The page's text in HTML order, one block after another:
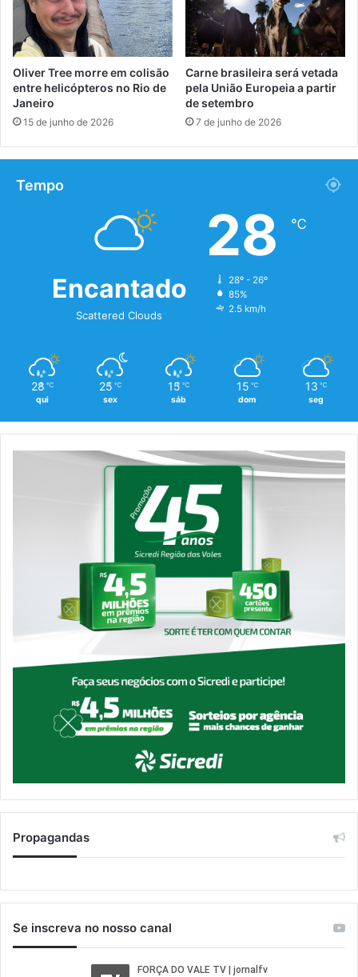
Oliver Tree morre em colisão
entre helicópteros no Rio de
Janeiro
15 de junho de 2026
Carne brasileira será vetada
pela União Europeia a partir
de setembro
7 de junho de 2026
Tempo
Encantado
Scattered Clouds
28 ℃
28º - 26º
85%
2.5 km/h
28 ℃
qui
25 ℃
sex
15 ℃
sáb
15 ℃
dom
13 ℃
seg
Propagandas
Se inscreva no nosso canal